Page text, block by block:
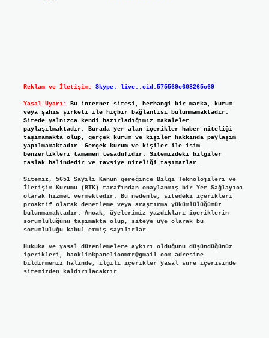
Reklam ve İletişim: Skype: live:.cid.575569c608265c69
Yasal Uyarı:
Bu internet sitesi, herhangi bir marka, kurum
veya şahıs şirketi ile hiçbir bağlantısı bulunmamaktadır.
Sitede yalnızca kendi hazırladığımız makaleler
paylaşılmaktadır. Burada yer alan içerikler haber niteliği
taşımamakta olup, gerçek kurum ve kişiler hakkında paylaşım
yapılmamaktadır. Gerçek kurum ve kişiler ile isim
benzerlikleri tamamen tesadüfidir. Sitemizdeki bilgiler
taslak halindedir ve tavsiye niteliği taşımazlar.
Sitemiz, 5651 Sayılı Kanun gereğince Bilgi Teknolojileri ve
İletişim Kurumu (BTK) tarafından onaylanmış bir Yer Sağlayıcı
olarak hizmet vermektedir. Bu nedenle, sitedeki içerikleri
proaktif olarak denetleme veya araştırma yükümlülüğümüz
bulunmamaktadır. Ancak, üyelerimiz yazdıkları içeriklerin
sorumluluğunu taşımakta olup, siteye üye olarak bu
sorumluluğu kabul etmiş sayılırlar.
Hukuka ve yasal düzenlemelere aykırı olduğunu düşündüğünüz
içerikleri, backlinkpanelicomtr@gmail.comadresine
bildirmeniz halinde, ilgili içerikler yasal süre içerisinde
sitemizden kaldırılacaktır.